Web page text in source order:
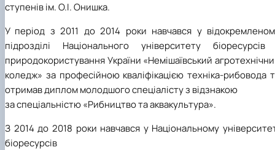
ступенів ім. О.І. Онишка.
У період з 2011 до 2014 роки навчався у
підрозділі Національного університету біоресурсів
природокористування України «Немішаївський
коледж» за професійною кваліфікацією техніка-рибовода
отримав диплом молодшого спеціалісту з відзнакою
за спеціальністю «Рибництво та аквакультура».
З 2014 до 2018 роки навчався у Національному
біоресурсів